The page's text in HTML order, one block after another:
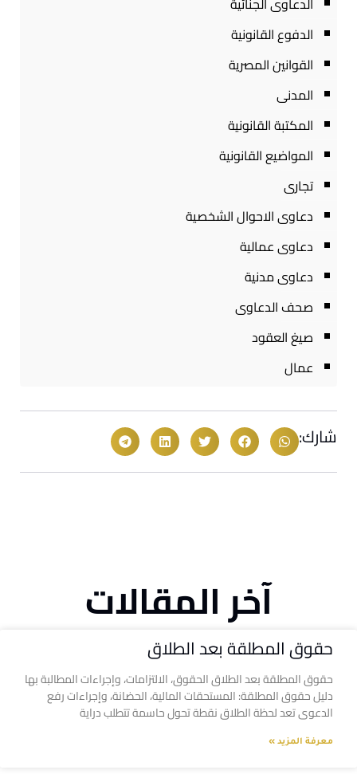
الدفوع القانونية
القوانين المصرية
المدنى
المكتبة القانونية
المواضيع القانونية
تجارى
دعاوى الاحوال الشخصية
دعاوى عمالية
دعاوى مدنية
صحف الدعاوى
صيغ العقود
عمال
شارك:
آخر المقالات
حقوق المطلقة بعد الطلاق
حقوق المطلقة بعد الطلاق الحقوق، الالتزامات، وإجراءات المطالبة بها
دليل حقوق المطلقة: المستحقات المالية، الحضانة، وإجراءات رفع
الدعوى تعد لحظة الطلاق نقطة تحول حاسمة تتطلب دراية
معرفة المزيد »